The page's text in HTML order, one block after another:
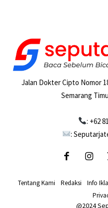
Jalan Dokter Cipto Nomor
Semarang
: +62
:
Tentang Kami Redaksi Info
@2024